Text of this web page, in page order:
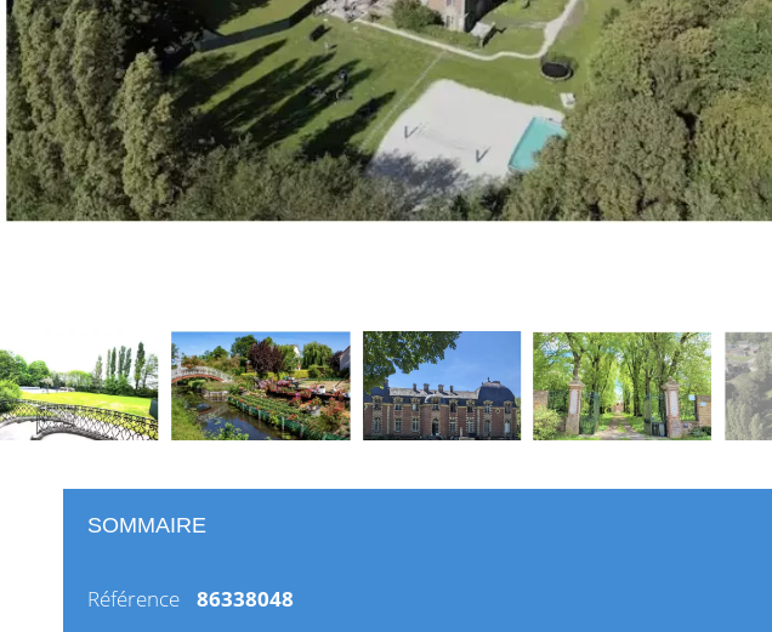
SOMMAIRE
Référence
86338048